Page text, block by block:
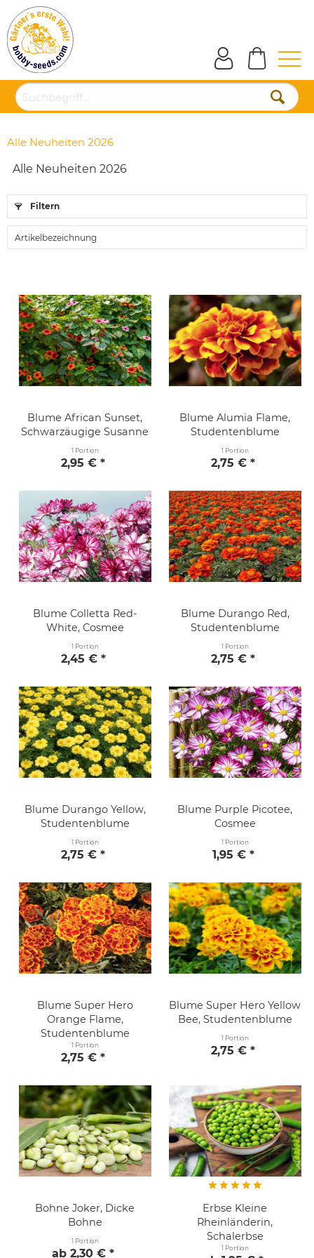
Alle Neuheiten 2026
Alle Neuheiten 2026
Filtern
Blume African Sunset,
Schwarzäugige Susanne
1 Portion
2,95 € *
Blume Alumia Flame,
Studentenblume
1 Portion
2,75 € *
Blume Colletta Red-
White, Cosmee
1 Portion
2,45 € *
Blume Durango Red,
Studentenblume
1 Portion
2,75 € *
Blume Durango Yellow,
Studentenblume
1 Portion
2,75 € *
Blume Purple Picotee,
Cosmee
1 Portion
1,95 € *
Blume Super Hero
Orange Flame,
Studentenblume
1 Portion
2,75 € *
Blume Super Hero Yellow
Bee, Studentenblume
1 Portion
2,75 € *
Bohne Joker, Dicke
Bohne
1 Portion
ab 2,30 € *
Erbse Kleine
Rheinländerin,
Schalerbse
1 Portion